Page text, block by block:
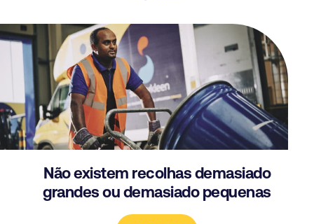
Não existem recolhas demasiado
grandes ou demasiado pequenas